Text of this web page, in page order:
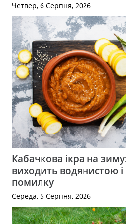
Четвер, 6 Серпня, 2026
Кабачкова ікра на
виходить водянистою
помилку
Середа, 5 Серпня, 2026